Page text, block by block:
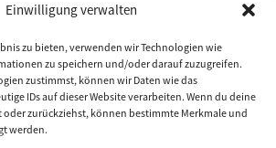
Einwilligung verwalten
zu bieten, verwenden wir Technologien wie
zu speichern und/oder darauf zuzugreifen.
zustimmst, können wir Daten wie das
IDs auf dieser Website verarbeiten. Wenn du deine
zurückziehst, können bestimmte Merkmale und
werden.